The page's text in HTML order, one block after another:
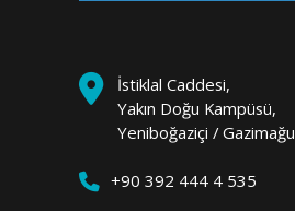
İstiklal Caddesi,
Yakın Doğu Kampüsü,
Yeniboğaziçi /
+90 392 444 4 535